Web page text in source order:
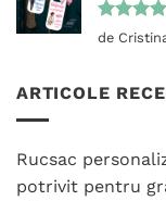
Evaluat
de
ARTICOLE
Rucsac
potrivit pentru